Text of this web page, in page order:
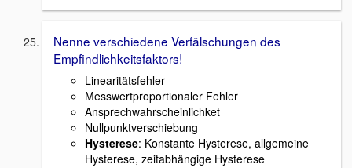
Nenne verschiedene Verfälschungen des
Empfindlichkeitsfaktors!
Linearitätsfehler
Messwertproportionaler Fehler
Ansprechwahrscheinlichket
Nullpunktverschiebung
Hysterese: Konstante Hysterese, allgemeine
Hysterese, zeitabhängige Hysterese